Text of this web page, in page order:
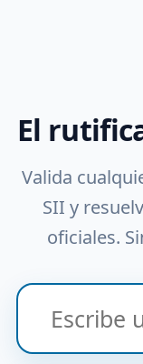
El
Valida
SII y
oficiales.